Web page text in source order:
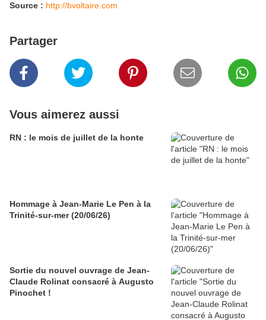
Source : http://bvoltaire.com
Partager
Vous aimerez aussi
RN : le mois de juillet de la honte
Hommage à Jean-Marie Le Pen à la
Trinité-sur-mer (20/06/26)
Sortie du nouvel ouvrage de Jean-
Claude Rolinat consacré à Augusto
Pinochet !